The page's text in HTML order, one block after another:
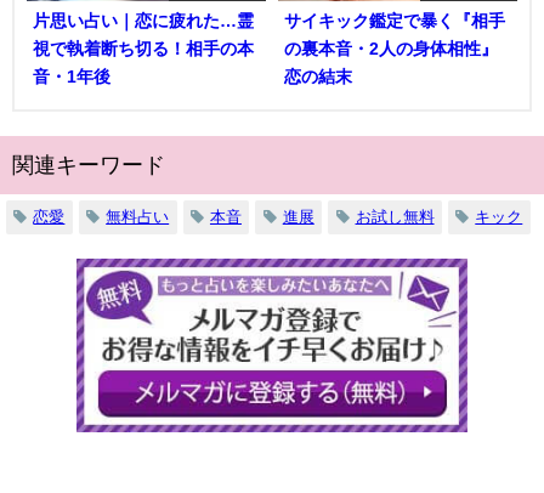
片思い占い｜恋に疲れた…霊
視で執着断ち切る！相手の本
音・1年後
サイキック鑑定で暴く『相手
の裏本音・2人の身体相性』
恋の結末
関連キーワード
恋愛 無料占い 本音 進展 お試し無料 キック